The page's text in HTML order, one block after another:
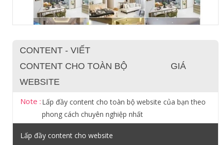
CONTENT - VIẾT
CONTENT CHO TOÀN BỘ
WEBSITE
GIÁ
Note : Lấp đầy content cho toàn bộ website của bạn theo
phong cách chuyên nghiệp nhất
Lấp đầy content cho website